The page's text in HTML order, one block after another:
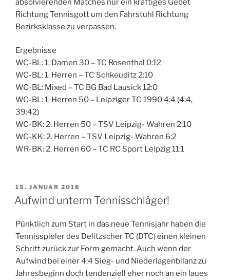
absolvierenden Matches nur ein kräftiges Gebet
Richtung Tennisgott um den Fahrstuhl Richtung
Bezirksklasse zu verpassen.
Ergebnisse
WC-BL: 1. Damen 30 – TC Rosenthal 0:12
WC-BL: 1. Herren – TC Schkeuditz 2:10
WC-BL: Mixed – TC BG Bad Lausick 12:0
WC-BL: 1. Herren 50 – Leipziger TC 1990 4:4 (4:4,
39:42)
WC-BK: 2. Herren 50 – TSV Leipzig- Wahren 2:10
WC-KK: 2. Herren – TSV Leipzig- Wahren 6:2
WR-BK: 2. Herren 60 – TC RC Sport Leipzig 11:1
VERÖFFENTLICHT
AM
15. JANUAR 2018
Aufwind unterm Tennisschläger!
Pünktlich zum Start in das neue Tennisjahr haben die
Tennisspieler des Delitzscher TC (DTC) einen kleinen
Schritt zurück zur Form gemacht. Auch wenn der
Aufwind bei einer 4:4 Sieg- und Niederlagenbilanz zu
Jahresbeginn doch tendenziell eher noch an ein laues